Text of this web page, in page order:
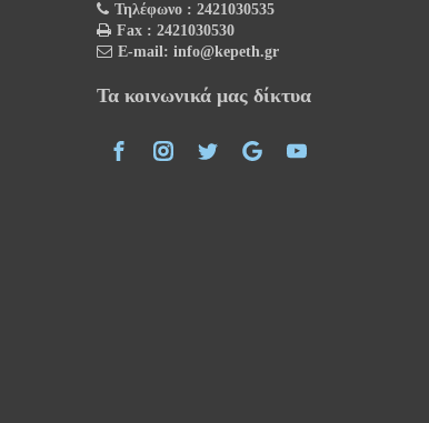
Τηλέφωνο : 2421030535
Fax : 2421030530
E-mail: info@kepeth.gr
Τα κοινωνικά μας δίκτυα